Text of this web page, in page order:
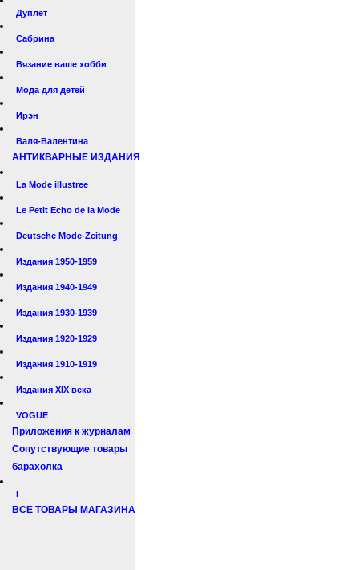
Дуплет
Сабрина
Вязание ваше хобби
Мода для детей
Ирэн
Валя-Валентина
АНТИКВАРНЫЕ ИЗДАНИЯ
La Mode illustree
Le Petit Echo de la Mode
Deutsche Mode-Zeitung
Издания 1950-1959
Издания 1940-1949
Издания 1930-1939
Издания 1920-1929
Издания 1910-1919
Издания XIX века
VOGUE
Приложения к журналам
Сопутствующие товары
барахолка
I
ВСЕ ТОВАРЫ МАГАЗИНА